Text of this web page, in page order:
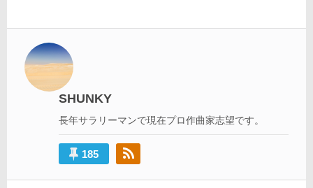
ビ
ゲ
ー
SHUNKY
長年サラリーマンで現在プロ作曲家志望です。
185